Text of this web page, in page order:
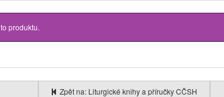
produktu.
Zpět na: Liturgické knihy a příručky CČSH